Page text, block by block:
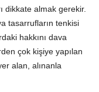
dikkate almak gerekir.
tasarrufların tenkisi
hakkını dava
çok kişiye yapılan
alan, alınanla